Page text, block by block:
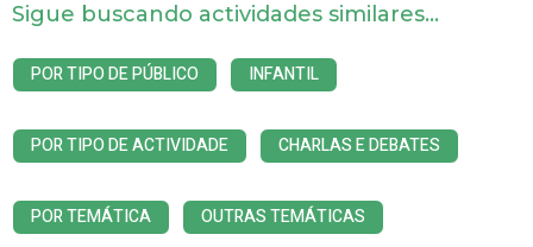
Sigue buscando actividades similares...
POR TIPO DE PÚBLICO INFANTIL
POR TIPO DE ACTIVIDADE CHARLAS E DEBATES
POR TEMÁTICA OUTRAS TEMÁTICAS